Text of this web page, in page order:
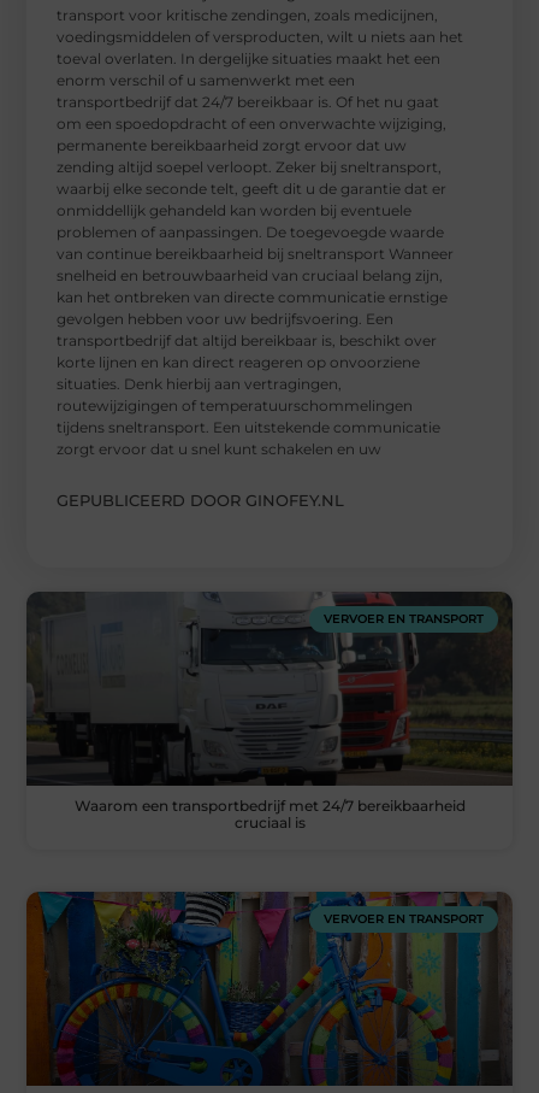
transport voor kritische zendingen, zoals medicijnen,
voedingsmiddelen of versproducten, wilt u niets aan het
toeval overlaten. In dergelijke situaties maakt het een
enorm verschil of u samenwerkt met een
transportbedrijf dat 24/7 bereikbaar is. Of het nu gaat
om een spoedopdracht of een onverwachte wijziging,
permanente bereikbaarheid zorgt ervoor dat uw
zending altijd soepel verloopt. Zeker bij sneltransport,
waarbij elke seconde telt, geeft dit u de garantie dat er
onmiddellijk gehandeld kan worden bij eventuele
problemen of aanpassingen. De toegevoegde waarde
van continue bereikbaarheid bij sneltransport Wanneer
snelheid en betrouwbaarheid van cruciaal belang zijn,
kan het ontbreken van directe communicatie ernstige
gevolgen hebben voor uw bedrijfsvoering. Een
transportbedrijf dat altijd bereikbaar is, beschikt over
korte lijnen en kan direct reageren op onvoorziene
situaties. Denk hierbij aan vertragingen,
routewijzigingen of temperatuurschommelingen
tijdens sneltransport. Een uitstekende communicatie
zorgt ervoor dat u snel kunt schakelen en uw
GEPUBLICEERD DOOR GINOFEY.NL
VERVOER EN TRANSPORT
Waarom een transportbedrijf met 24/7 bereikbaarheid
cruciaal is
VERVOER EN TRANSPORT